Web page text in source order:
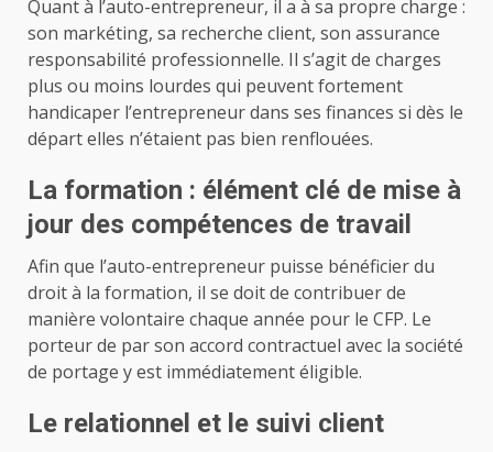
Quant à l’auto-entrepreneur, il a à sa propre charge :
son markéting, sa recherche client, son assurance
responsabilité professionnelle. Il s’agit de charges
plus ou moins lourdes qui peuvent fortement
handicaper l’entrepreneur dans ses finances si dès le
départ elles n’étaient pas bien renflouées.
La formation : élément clé de mise à
jour des compétences de travail
Afin que l’auto-entrepreneur puisse bénéficier du
droit à la formation, il se doit de contribuer de
manière volontaire chaque année pour le CFP. Le
porteur de par son accord contractuel avec la société
de portage y est immédiatement éligible.
Le relationnel et le suivi client